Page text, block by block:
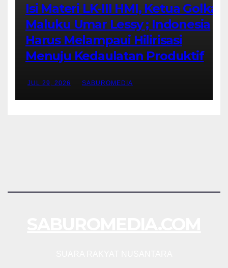
Isi Materi LK-III HMI, Ketua Golkar
Maluku Umar Lessy ; Indonesia
Harus Melampaui Hilirisasi
Menuju Kedaulatan Produktif
JUL 29, 2026 SABUROMEDIA